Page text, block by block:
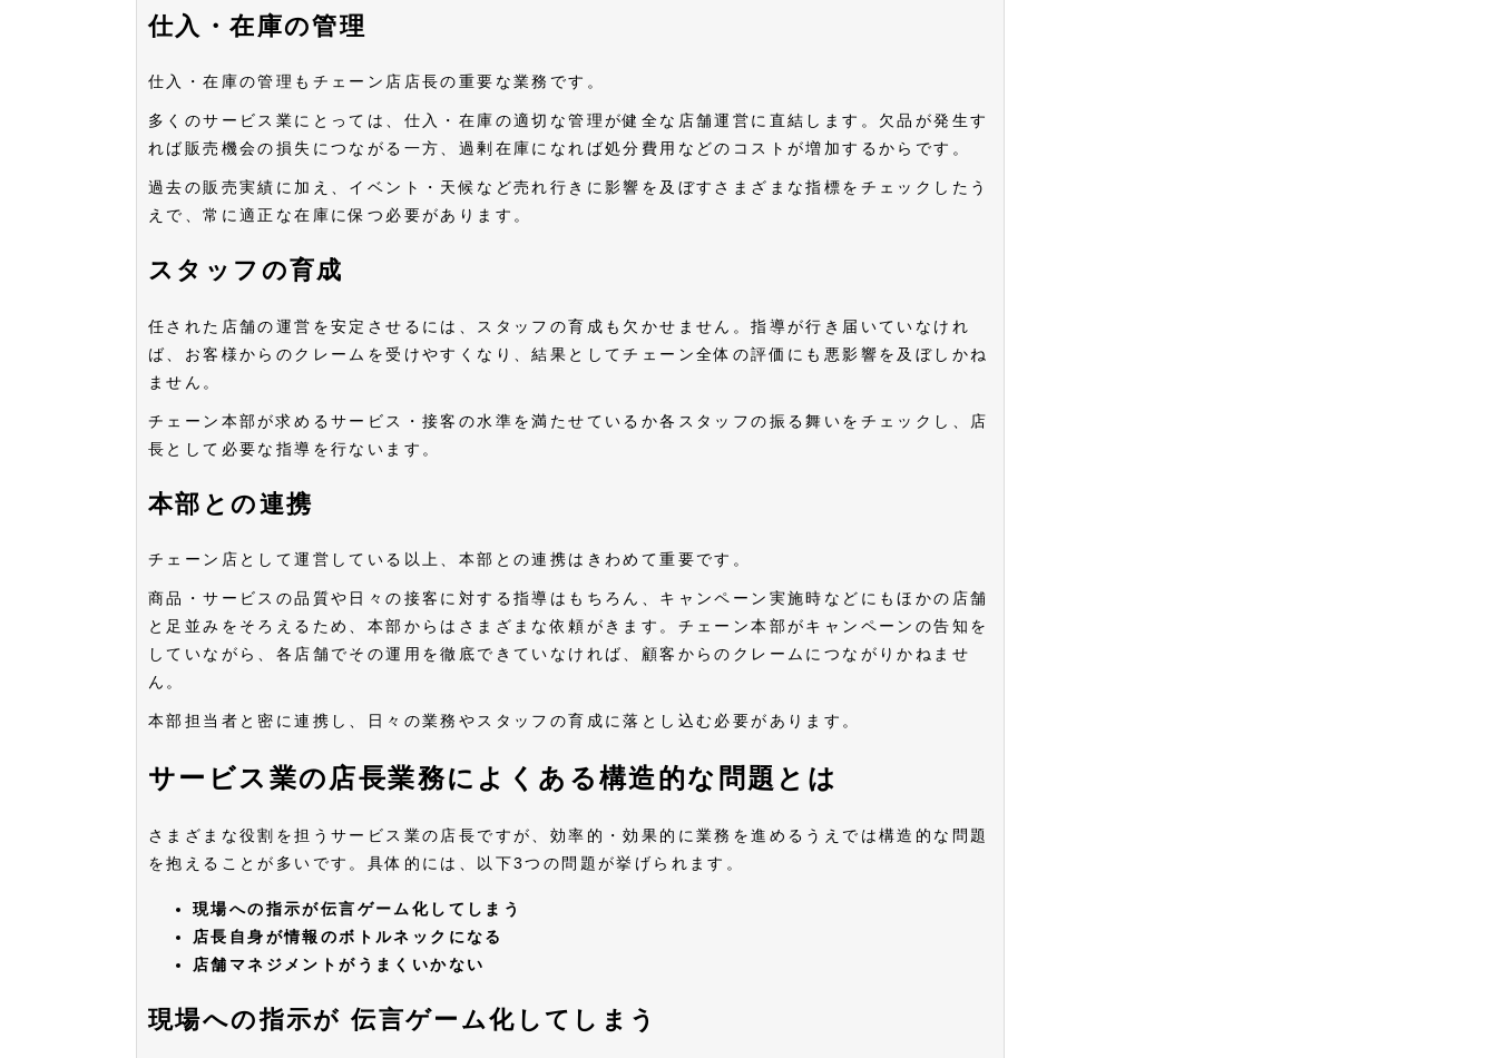
仕入・在庫の管理
仕入・在庫の管理もチェーン店店長の重要な業務です。
多くのサービス業にとっては、仕入・在庫の適切な管理が健全な店舗運営に直結します。欠品が発生す
れば販売機会の損失につながる一方、過剰在庫になれば処分費用などのコストが増加するからです。
過去の販売実績に加え、イベント・天候など売れ行きに影響を及ぼすさまざまな指標をチェックしたう
えで、常に適正な在庫に保つ必要があります。
スタッフの育成
任された店舗の運営を安定させるには、スタッフの育成も欠かせません。指導が行き届いていなけれ
ば、お客様からのクレームを受けやすくなり、結果としてチェーン全体の評価にも悪影響を及ぼしかね
ません。
チェーン本部が求めるサービス・接客の水準を満たせているか各スタッフの振る舞いをチェックし、店
長として必要な指導を行ないます。
本部との連携
チェーン店として運営している以上、本部との連携はきわめて重要です。
商品・サービスの品質や日々の接客に対する指導はもちろん、キャンペーン実施時などにもほかの店舗
と足並みをそろえるため、本部からはさまざまな依頼がきます。チェーン本部がキャンペーンの告知を
していながら、各店舗でその運用を徹底できていなければ、顧客からのクレームにつながりかねませ
ん。
本部担当者と密に連携し、日々の業務やスタッフの育成に落とし込む必要があります。
サービス業の店長業務によくある構造的な問題とは
さまざまな役割を担うサービス業の店長ですが、効率的・効果的に業務を進めるうえでは構造的な問題
を抱えることが多いです。具体的には、以下3つの問題が挙げられます。
現場への指示が伝言ゲーム化してしまう
店長自身が情報のボトルネックになる
店舗マネジメントがうまくいかない
現場への指示が 伝言ゲーム化してしまう